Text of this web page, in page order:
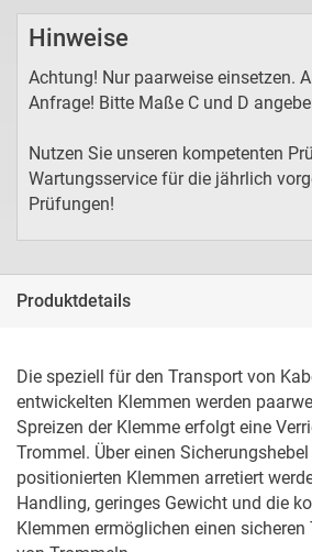
Hinweise
Achtung! Nur paarweise einsetzen.
Anfrage! Bitte Maße C und D
Nutzen Sie unseren kompetenten
Wartungsservice für die jährlich
Prüfungen!
Produktdetails
Die speziell für den Transport von
entwickelten Klemmen werden
Spreizen der Klemme erfolgt eine
Trommel. Über einen
positionierten Klemmen arretiert
Handling, geringes Gewicht und die
Klemmen ermöglichen einen